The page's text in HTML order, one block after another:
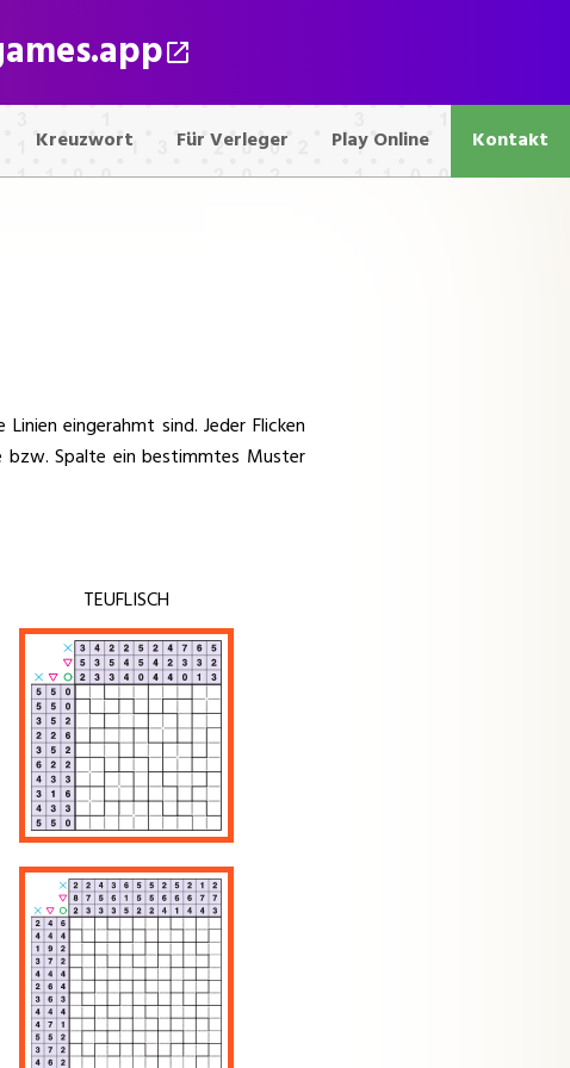
Kreuzwort Für Verleger Play Online Kontakt
eingerahmt sind. Jeder Flicken
bzw. Spalte ein bestimmtes Muster
TEUFLISCH